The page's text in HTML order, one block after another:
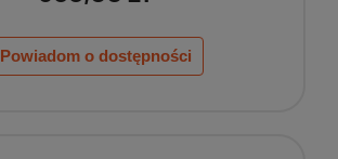
Powiadom o dostępności